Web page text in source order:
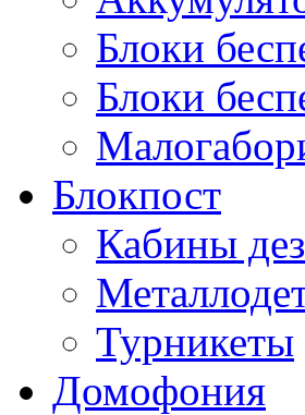
Блоки
Блоки
Блокпост
Кабины
Турникеты
Домофония